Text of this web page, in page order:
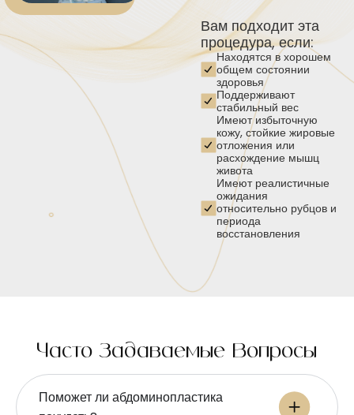
Вам подходит эта
процедура, если:
Находятся в хорошем
общем состоянии
здоровья
Поддерживают
стабильный вес
Имеют избыточную
кожу, стойкие жировые
отложения или
расхождение мышц
живота
Имеют реалистичные
ожидания
относительно рубцов и
периода
восстановления
Часто Задаваемые Вопросы
Поможет ли абдоминопластика